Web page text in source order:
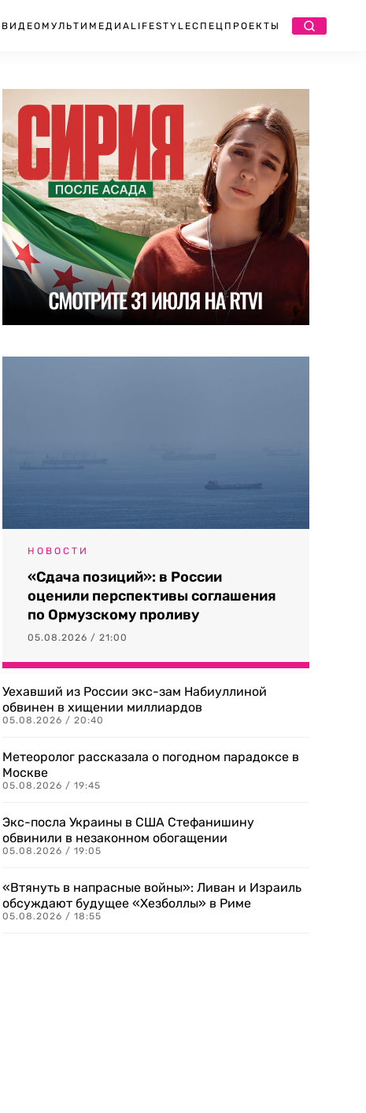
ВИДЕО МУЛЬТИМЕДИА LIFESTYLEСПЕЦПРОЕКТЫ
НОВОСТИ
«Сдача позиций»: в России
оценили перспективы соглашения
по Ормузскому проливу
05.08.2026 / 21:00
Уехавший из России экс-зам Набиуллиной
обвинен в хищении миллиардов
05.08.2026 / 20:40
Метеоролог рассказала о погодном парадоксе в
Москве
05.08.2026 / 19:45
Экс-посла Украины в США Стефанишину
обвинили в незаконном обогащении
05.08.2026 / 19:05
«Втянуть в напрасные войны»: Ливан и Израиль
обсуждают будущее «Хезболлы» в Риме
05.08.2026 / 18:55